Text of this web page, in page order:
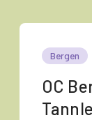
Bergen
OC